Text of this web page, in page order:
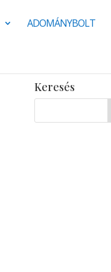
ADOMÁNYBOLT
Keresés